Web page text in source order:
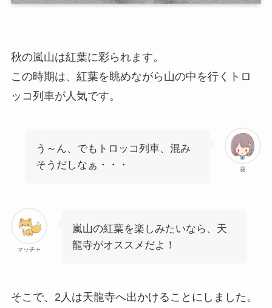
秋の嵐山は紅葉に彩られます。
この時期は、紅葉を眺めながら山の中を行くトロ
ッコ列車が人気です。
葵
う～ん、でもトロッコ列車、混み
そうだしなぁ・・・
マッチャ
嵐山の紅葉を楽しみたいなら、天
龍寺がオススメだよ！
そこで、2人は天龍寺へ出かけることにしました。